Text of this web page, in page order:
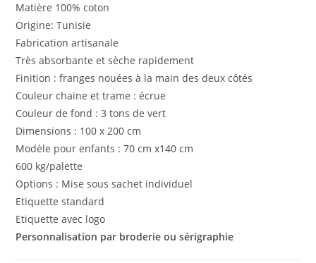
Matière 100% coton
Origine: Tunisie
Fabrication artisanale
Très absorbante et sèche rapidement
Finition : franges nouées à la main des deux côtés
Couleur chaine et trame : écrue
Couleur de fond : 3 tons de vert
Dimensions : 100 x 200 cm
Modèle pour enfants : 70 cm x140 cm
600 kg/palette
Options : Mise sous sachet individuel
Etiquette standard
Etiquette avec logo
Personnalisation par broderie ou sérigraphie